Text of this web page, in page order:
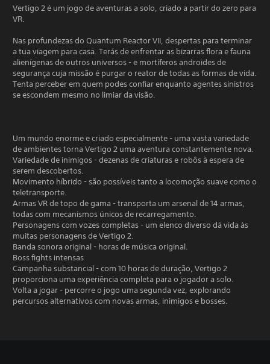
Vertigo 2 é um jogo de aventuras a solo, criado a partir do zero para
VR.
Nas profundezas do Quantum Reactor VII, despertas para terminar
a tua viagem para casa. Terás de enfrentar as bizarras flora e fauna
alienígenas de outros universos - e mortíferos androides de
segurança cuja missão é purgar o reator de todas as formas de vida.
Tenta perceber em quem podes confiar enquanto agentes sinistros
se escondem mesmo no limiar da visão.
Um mundo enorme e criado especialmente - uma vasta variedade
de ambientes torna Vertigo 2 uma aventura constantemente nova.
Variedade de inimigos - dezenas de criaturas e robôs à espera de
serem descobertos.
Movimento híbrido - são possíveis tanto a locomoção suave como o
teletransporte.
Armas VR de topo de gama - transporta um arsenal de 14 armas,
todas com mecanismos únicos de recarregamento.
Personagens com vozes completas - um elenco diverso dá vida às
muitas personagens de Vertigo 2.
Banda sonora original - horas de música original.
Boss fights intensas
Campanha substancial - com 10 horas de duração, Vertigo 2
proporciona uma experiência completa para o jogador a solo.
Volta a jogar - percorre o jogo uma segunda vez, explorando
percursos alternativos com novas armas, inimigos e bosses.